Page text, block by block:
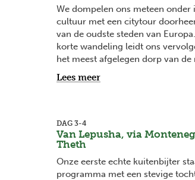
We dompelen ons meteen onder
cultuur met een citytour
van de oudste steden van
korte wandeling leidt ons
het meest afgelegen dorp van de
genieten onderweg van de pracht
de natuur. Vanzelfsprekend
Lees meer
DAG 3-4
Van Lepusha, via
Theth
Onze eerste echte kuitenbijter
programma met een stevige